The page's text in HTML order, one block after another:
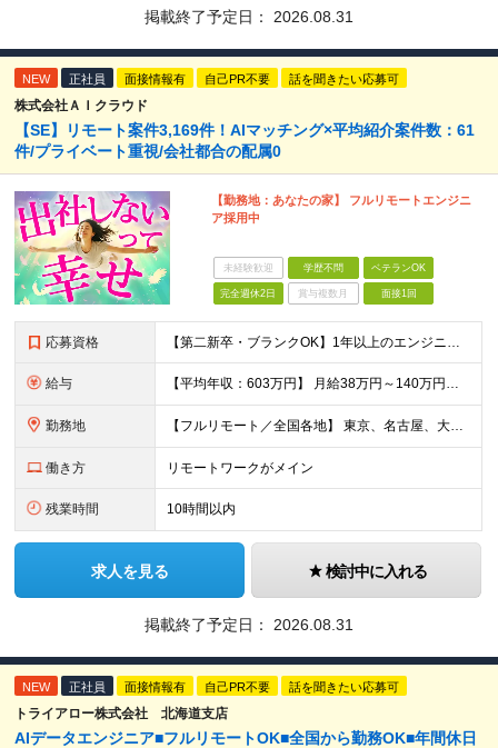
掲載終了予定日： 2026.08.31
NEW 正社員 面接情報有 自己PR不要 話を聞きたい応募可
株式会社ＡＩクラウド
【SE】リモート案件3,169件！AIマッチング×平均紹介案件数：61
件/プライベート重視/会社都合の配属0
【勤務地：あなたの家】 フルリモートエンジニ
ア採用中
未経験歓迎 学歴不問 ベテランOK
完全週休2日 賞与複数月 面接1回
応募資格 【第二新卒・ブランクOK】1年以上のエンジニア経験がある方(開発・インフラ・工程・言語一切不問） 文理・学歴不問 【歓迎条件】 ◆AI・クラウド案件に参画したい方 ◆下流工程から上流工程へステップア
給与 【平均年収：603万円】 月給38万円～140万円＋諸手当（経験者） 【平均年収603万円】 ※案件の契約内容や昇給額などはすべて開示します。 ※経験や能力を考慮し決定します。 ※月給には固定残業
勤務地 【フルリモート／全国各地】 東京、名古屋、大阪、福岡を中心とした全国のプロジェクトにアサイン。 ※プロジェクトは完全選択制です。 ※フルリモート、ハイブリッド型、常駐案件から自由に選択可能です。 ※転
働き方 リモートワークがメイン
残業時間 10時間以内
求人を見る 検討中に入れる
掲載終了予定日： 2026.08.31
NEW 正社員 面接情報有 自己PR不要 話を聞きたい応募可
トライアロー株式会社 北海道支店
AIデータエンジニア■フルリモートOK■全国から勤務OK■年間休日